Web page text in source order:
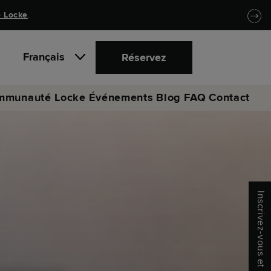
Locke.
Français Réservez
Locke Événements Blog FAQ Contact